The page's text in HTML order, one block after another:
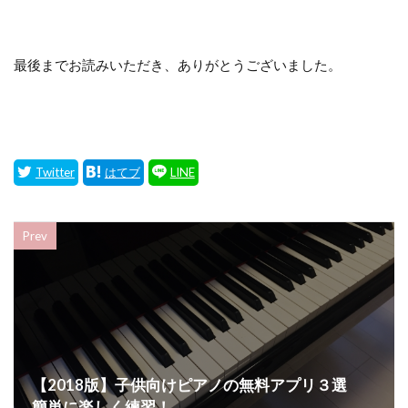
最後までお読みいただき、ありがとうございました。
Prev
【2018版】子供向けピアノの無料アプリ３選